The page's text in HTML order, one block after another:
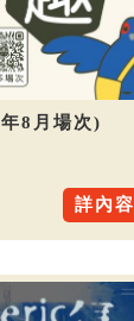
8月場次)
詳內容